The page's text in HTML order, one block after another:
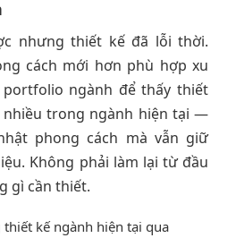
nhưng thiết kế đã lỗi thời.
cách mới hơn phù hợp xu
portfolio ngành để thấy thiết
nhiều trong ngành hiện tại —
phong cách mà vẫn giữ
Không phải làm lại từ đầu
gì cần thiết.
kế ngành hiện tại qua